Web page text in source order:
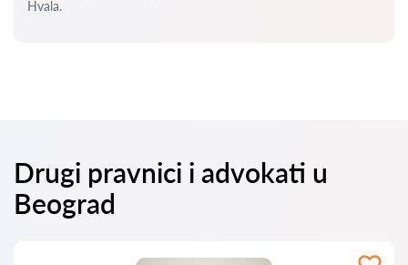
Hvala.
Drugi pravnici i advokati u
Beograd